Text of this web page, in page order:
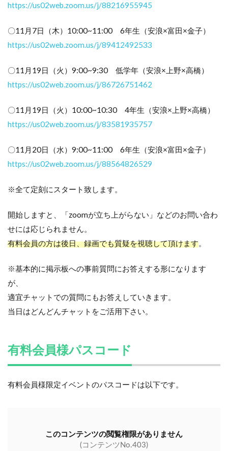
https://us02web.zoom.us/j/88216955945
〇11月7日（木）10:00~11:00 6年生（安浪×富田×金子）
https://us02web.zoom.us/j/89412492533
〇11月19日（火）9:00~9:30 低学年（安浪×上野×高橋）
https://us02web.zoom.us/j/86726751462
〇11月19日（火）10:00~10:30 4年生（安浪×上野×高橋）
https://us02web.zoom.us/j/83581935757
〇11月20日（水）9:00~11:00 6年生（安浪×富田×金子）
https://us02web.zoom.us/j/88564826529
※全て定刻にスタート致します。
開始しますと、「zoomが立ち上がらない」などのお問い合わ
せには応じられません。
有料会員の方は後日、録画でも質疑を視聴して頂けます。
※基本的に掲示板への事前質問にお答えする形になります
が、
適宜チャットでの質問にもお答えしていきます。
当日はどんどんチャットをご活用下さい。
有料会員様パスコード
有料会員様限定イベントのパスコードは以下です。